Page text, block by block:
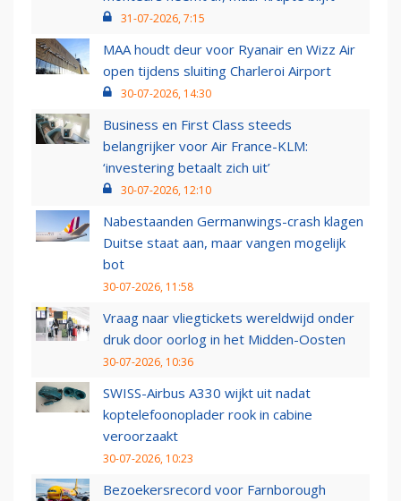
31-07-2026, 7:15
MAA houdt deur voor Ryanair en Wizz Air
open tijdens sluiting Charleroi Airport
30-07-2026, 14:30
Business en First Class steeds
belangrijker voor Air France-KLM:
‘investering betaalt zich uit’
30-07-2026, 12:10
Nabestaanden Germanwings-crash klagen
Duitse staat aan, maar vangen mogelijk
bot
30-07-2026, 11:58
Vraag naar vliegtickets wereldwijd onder
druk door oorlog in het Midden-Oosten
30-07-2026, 10:36
SWISS-Airbus A330 wijkt uit nadat
koptelefoonoplader rook in cabine
veroorzaakt
30-07-2026, 10:23
Bezoekersrecord voor Farnborough